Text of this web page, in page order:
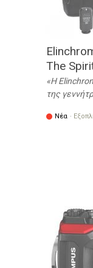
The
Η
της
Νέα ·